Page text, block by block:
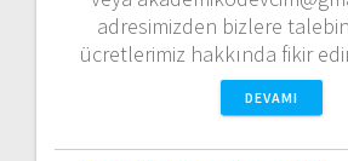
adresimizden bizlere
ücretlerimiz hakkında fikir
DEVAMI